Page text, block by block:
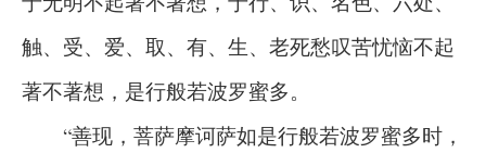
触、受、爱、取、有、生、老死愁叹苦忧恼不起
著不著想，是行般若波罗蜜多。
“善现，菩萨摩诃萨如是行般若波罗蜜多时，